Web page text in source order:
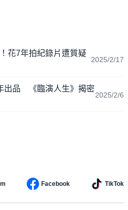
花7年拍紀錄片遭質疑
2025/2/17
出品 《臨演人生》揭密
2025/2/6
Facebook TikTok